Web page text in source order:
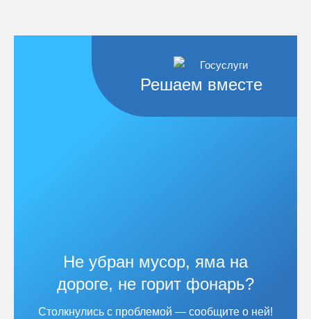
Решаем вместе
Не убран мусор, яма на
дороге, не горит фонарь?
Столкнулись с проблемой — сообщите о ней!